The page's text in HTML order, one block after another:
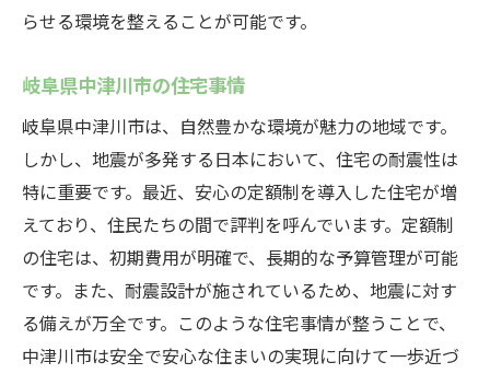
らせる環境を整えることが可能です。
岐阜県中津川市の住宅事情
岐阜県中津川市は、自然豊かな環境が魅力の地域です。
しかし、地震が多発する日本において、住宅の耐震性は
特に重要です。最近、安心の定額制を導入した住宅が増
えており、住民たちの間で評判を呼んでいます。定額制
の住宅は、初期費用が明確で、長期的な予算管理が可能
です。また、耐震設計が施されているため、地震に対す
る備えが万全です。このような住宅事情が整うことで、
中津川市は安全で安心な住まいの実現に向けて一歩近づ